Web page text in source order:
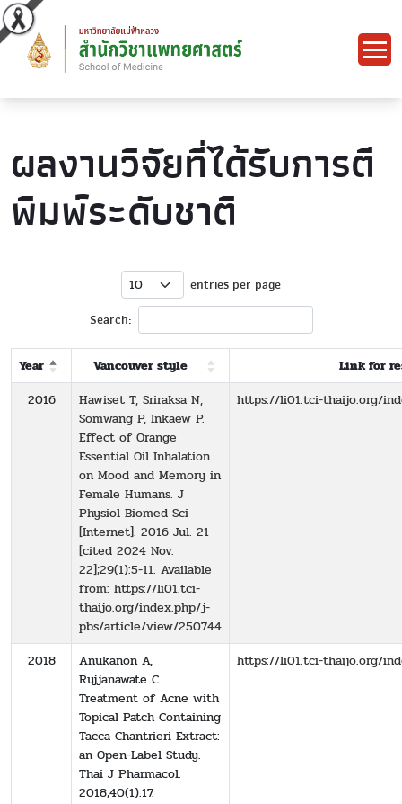
ผลงานวิจัยที่ได้รับการตี
พิมพ์ระดับชาติ
entries per page
Search:
Year Vancouver style
Link for
2016
Hawiset T, Sriraksa N,
Somwang P, Inkaew P.
Effect of Orange
Essential Oil Inhalation
on Mood and Memory in
Female Humans. J
Physiol Biomed Sci
[Internet]. 2016 Jul. 21
[cited 2024 Nov.
22];29(1):5-11. Available
from: https://li01.tci-
thaijo.org/index.php/j-
pbs/article/view/250744
https://li01.tci-thaijo.org/
2018
Anukanon A,
Rujjanawate C.
Treatment of Acne with
Topical Patch Containing
Tacca Chantrieri Extract:
an Open-Label Study.
Thai J Pharmacol.
2018;40(1):17.
https://li01.tci-thaijo.org/